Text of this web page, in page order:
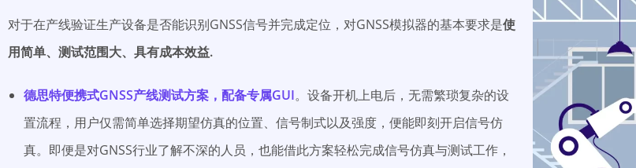
对于在产线验证生产设备是否能识别GNSS信号并完成定位，对GNSS模拟器的基本要求是使
用简单、测试范围大、具有成本效益.
德思特便携式GNSS产线测试方案，配备专属GUI。设备开机上电后，无需繁琐复杂的设
置流程，用户仅需简单选择期望仿真的位置、信号制式以及强度，便能即刻开启信号仿
真。即便是对GNSS行业了解不深的人员，也能借此方案轻松完成信号仿真与测试工作，